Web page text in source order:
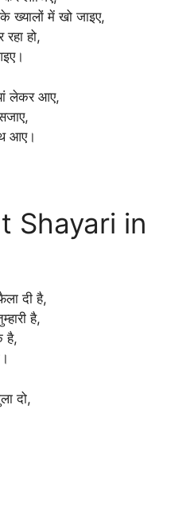
ख्यालों में खो जाइए,
हो,
लेकर आए,
आए।
Shayari in
दी है,
है,
है,
दो,